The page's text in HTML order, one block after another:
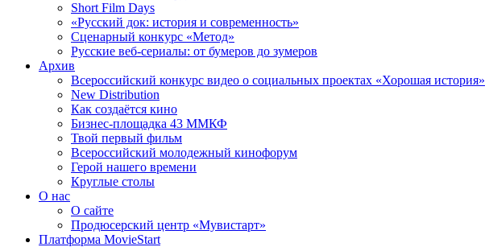
Short Film Days
«Русский док: история и современность»
Сценарный конкурс «Метод»
Русские веб-сериалы: от бумеров до зумеров
Архив
Всероссийский конкурс видео о социальных проектах «Хорошая история»
New Distribution
Как создаётся кино
Бизнес-площадка 43 ММКФ
Твой первый фильм
Всероссийский молодежный кинофорум
Герой нашего времени
Круглые столы
О нас
О сайте
Продюсерский центр «Мувистарт»
Платформа MovieStart